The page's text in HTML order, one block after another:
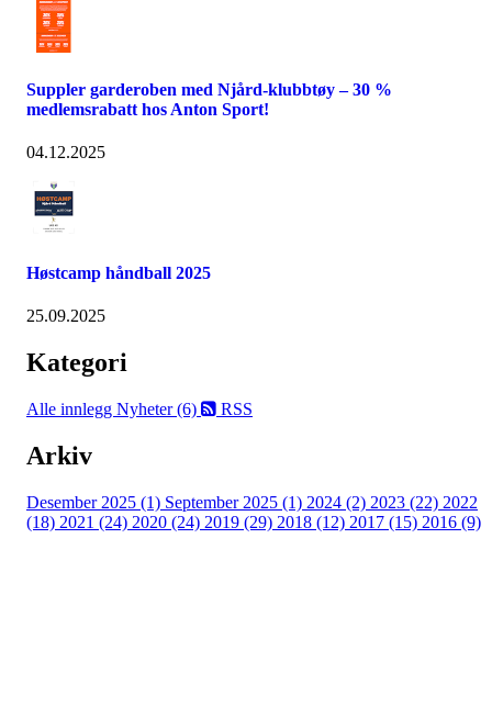
Suppler garderoben med Njård-klubbtøy – 30 %
medlemsrabatt hos Anton Sport!
04.12.2025
Høstcamp håndball 2025
25.09.2025
Kategori
Alle innlegg Nyheter (6) RSS
Arkiv
Desember 2025 (1) September 2025 (1) 2024 (2) 2023 (22) 2022
(18) 2021 (24) 2020 (24) 2019 (29) 2018 (12) 2017 (15) 2016 (9)